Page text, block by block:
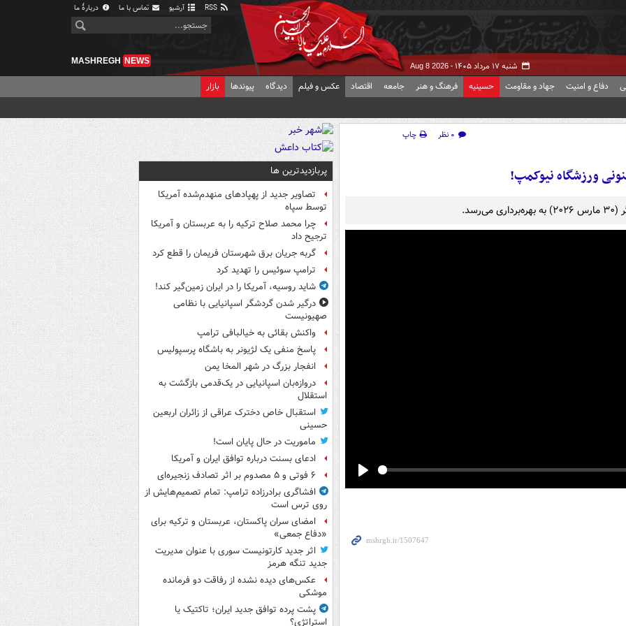
آرشیو تماس با ما دربارهٔ ما
شنبه ۱۷ مرداد ۱۴۰۵ - Aug 8 2026
MASHREGH NEWS
دفاع و امنیت جهاد و مقاومت حسینیه فرهنگ و هنر جامعه اقتصاد عکس و فیلم دیدگاه پیوندها بازار
۰ نظر
چاپ
ورزشگاه نیوکمپ! پربازدیدترین ها
تصاویر جدید از پهپادهای منهدم‌شده آمریکا
توسط سپاه
چرا محمد صلاح ترکیه را به عربستان و آمریکا
ترجیح داد
گربه جریان برق شهرستان فریمان را قطع کرد
ترامپ سوئیس را تهدید کرد
شاید روسیه، آمریکا را در ایران زمین‌گیر کند!
درگیر شدن گردشگر اسپانیایی با نظامی
صهیونیست
واکنش بقائی به خیالبافی ترامپ
پاسخ منفی یک لژیونر به باشگاه پرسپولیس
انفجار بزرگ در شهر المخا یمن
دروازه‌بان اسپانیایی در یک‌قدمی بازگشت به
استقلال
استقبال خاص دخترک عراقی از زائران اربعین
حسینی
ماموریت در حال پایان است!
ادعای بسنت درباره توافق ایران و آمریکا
۶ فوتی و ۵ مصدوم بر اثر تصادف زنجیره‌ای
افشاگری برادرزاده ترامپ: تمام تصمیم‌هایش از
روی ترس است
امضای سران پاکستان، عربستان و ترکیه برای
«دفاع جمعی»
اثر جدید کارتونیست سوری با عنوان مدیریت
جدید تنگه هرمز
عکس‌های دیده نشده از رفاقت دو فرمانده‌
موشکی
پشت پرده توافق جدید ایران؛ تاکتیک یا
استراتژی؟